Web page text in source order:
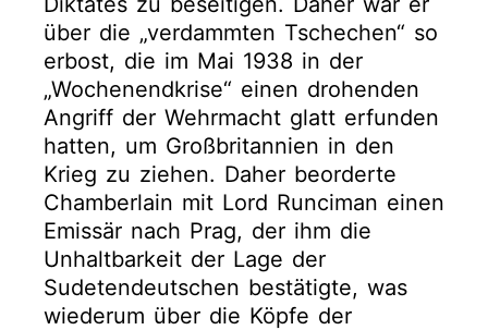
über die „verdammten Tschechen“ so
erbost, die im Mai 1938 in der
„Wochenendkrise“ einen drohenden
Angriff der Wehrmacht glatt erfunden
hatten, um Großbritannien in den
Krieg zu ziehen. Daher beorderte
Chamberlain mit Lord Runciman einen
Emissär nach Prag, der ihm die
Unhaltbarkeit der Lage der
Sudetendeutschen bestätigte, was
wiederum über die Köpfe der